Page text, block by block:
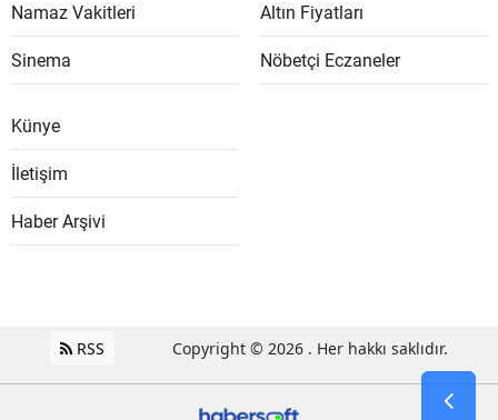
Namaz Vakitleri
Sinema
Altın Fiyatları
Nöbetçi Eczaneler
Künye
İletişim
Haber Arşivi
RSS Copyright © 2026 . Her hakkı saklıdır.